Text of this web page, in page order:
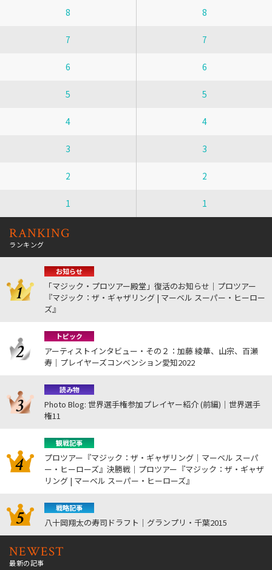
8 8
7 7
6 6
5 5
4 4
3 3
2 2
1 1
RANKING
ランキング
お知らせ
「マジック・プロツアー殿堂」復活のお知らせ｜プロツアー
『マジック：ザ・ギャザリング | マーベル スーパー・ヒーロー
ズ』
トピック
アーティストインタビュー・その２：加藤 綾華、山宗、百瀬
寿｜プレイヤーズコンベンション愛知2022
読み物
Photo Blog: 世界選手権参加プレイヤー紹介 (前編)｜世界選手
権11
観戦記事
プロツアー『マジック：ザ・ギャザリング｜マーベル スーパ
ー・ヒーローズ』決勝戦｜プロツアー『マジック：ザ・ギャザ
リング | マーベル スーパー・ヒーローズ』
戦略記事
八十岡翔太の寿司ドラフト｜グランプリ・千葉2015
NEWEST
最新の記事